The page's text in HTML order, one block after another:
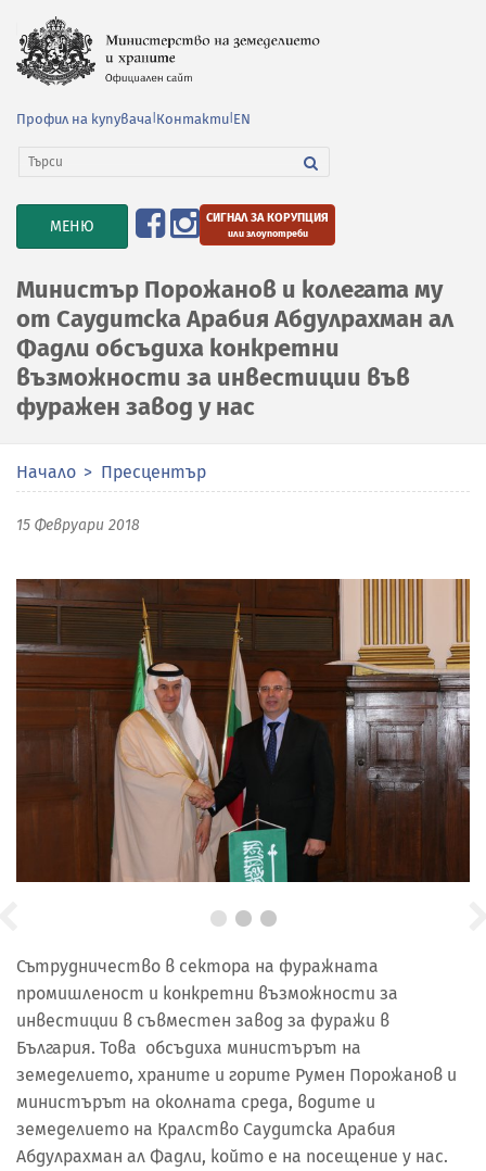
Профил на купувача Контакти EN
TOGGLE
NAVIGATION
МЕНЮ СИГНАЛ ЗА КОРУПЦИЯ
или злоупотреби
Министър Порожанов и колегата му
от Саудитска Арабия Абдулрахман ал
Фадли обсъдиха конкретни
възможности за инвестиции във
фуражен завод у нас
Начало Пресцентър
15 Февруари 2018
Сътрудничество в сектора на фуражната
промишленост и конкретни възможности за
инвестиции в съвместен завод за фуражи в
България. Това обсъдиха министърът на
земеделието, храните и горите Румен Порожанов и
министърът на околната среда, водите и
земеделието на Кралство Саудитска Арабия
Абдулрахман ал Фадли, който е на посещение у нас.